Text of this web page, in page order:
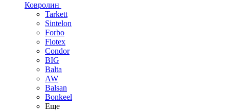
Ковролин
Tarkett
Sintelon
Forbo
Flotex
Condor
BIG
Balta
AW
Balsan
Bonkeel
Еще